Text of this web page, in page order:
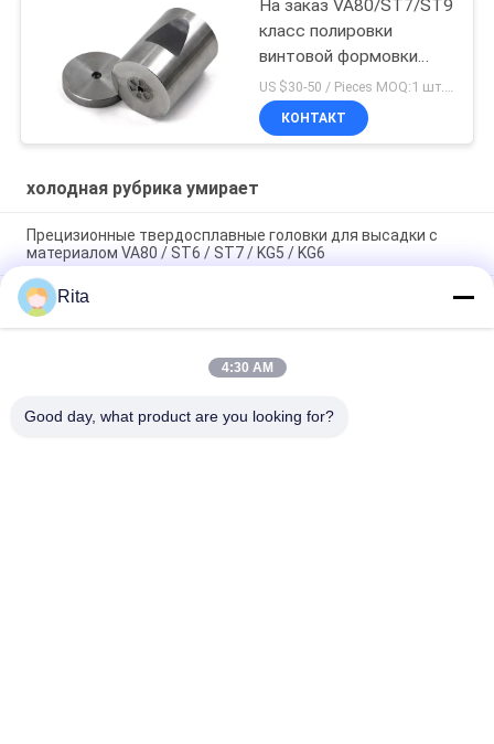
На заказ VA80/ST7/ST9
класс полировки
винтовой формовки
вальфокарбидной
валфокарбидной валы
КОНТАКТ
холодная рубрика умирает
Прецизионные твердосплавные головки для высадки с
материалом VA80 / ST6 / ST7 / KG5 / KG6
ST7 ST6 KG5 KG6+H13 Матрица для холодной высадки,
шестигранная твердосплавная матрица для формовки
гаек
Вольфрамокарбидная плесень холодный заголовок
Rita
4:30 AM
Good day, what product are you looking for?